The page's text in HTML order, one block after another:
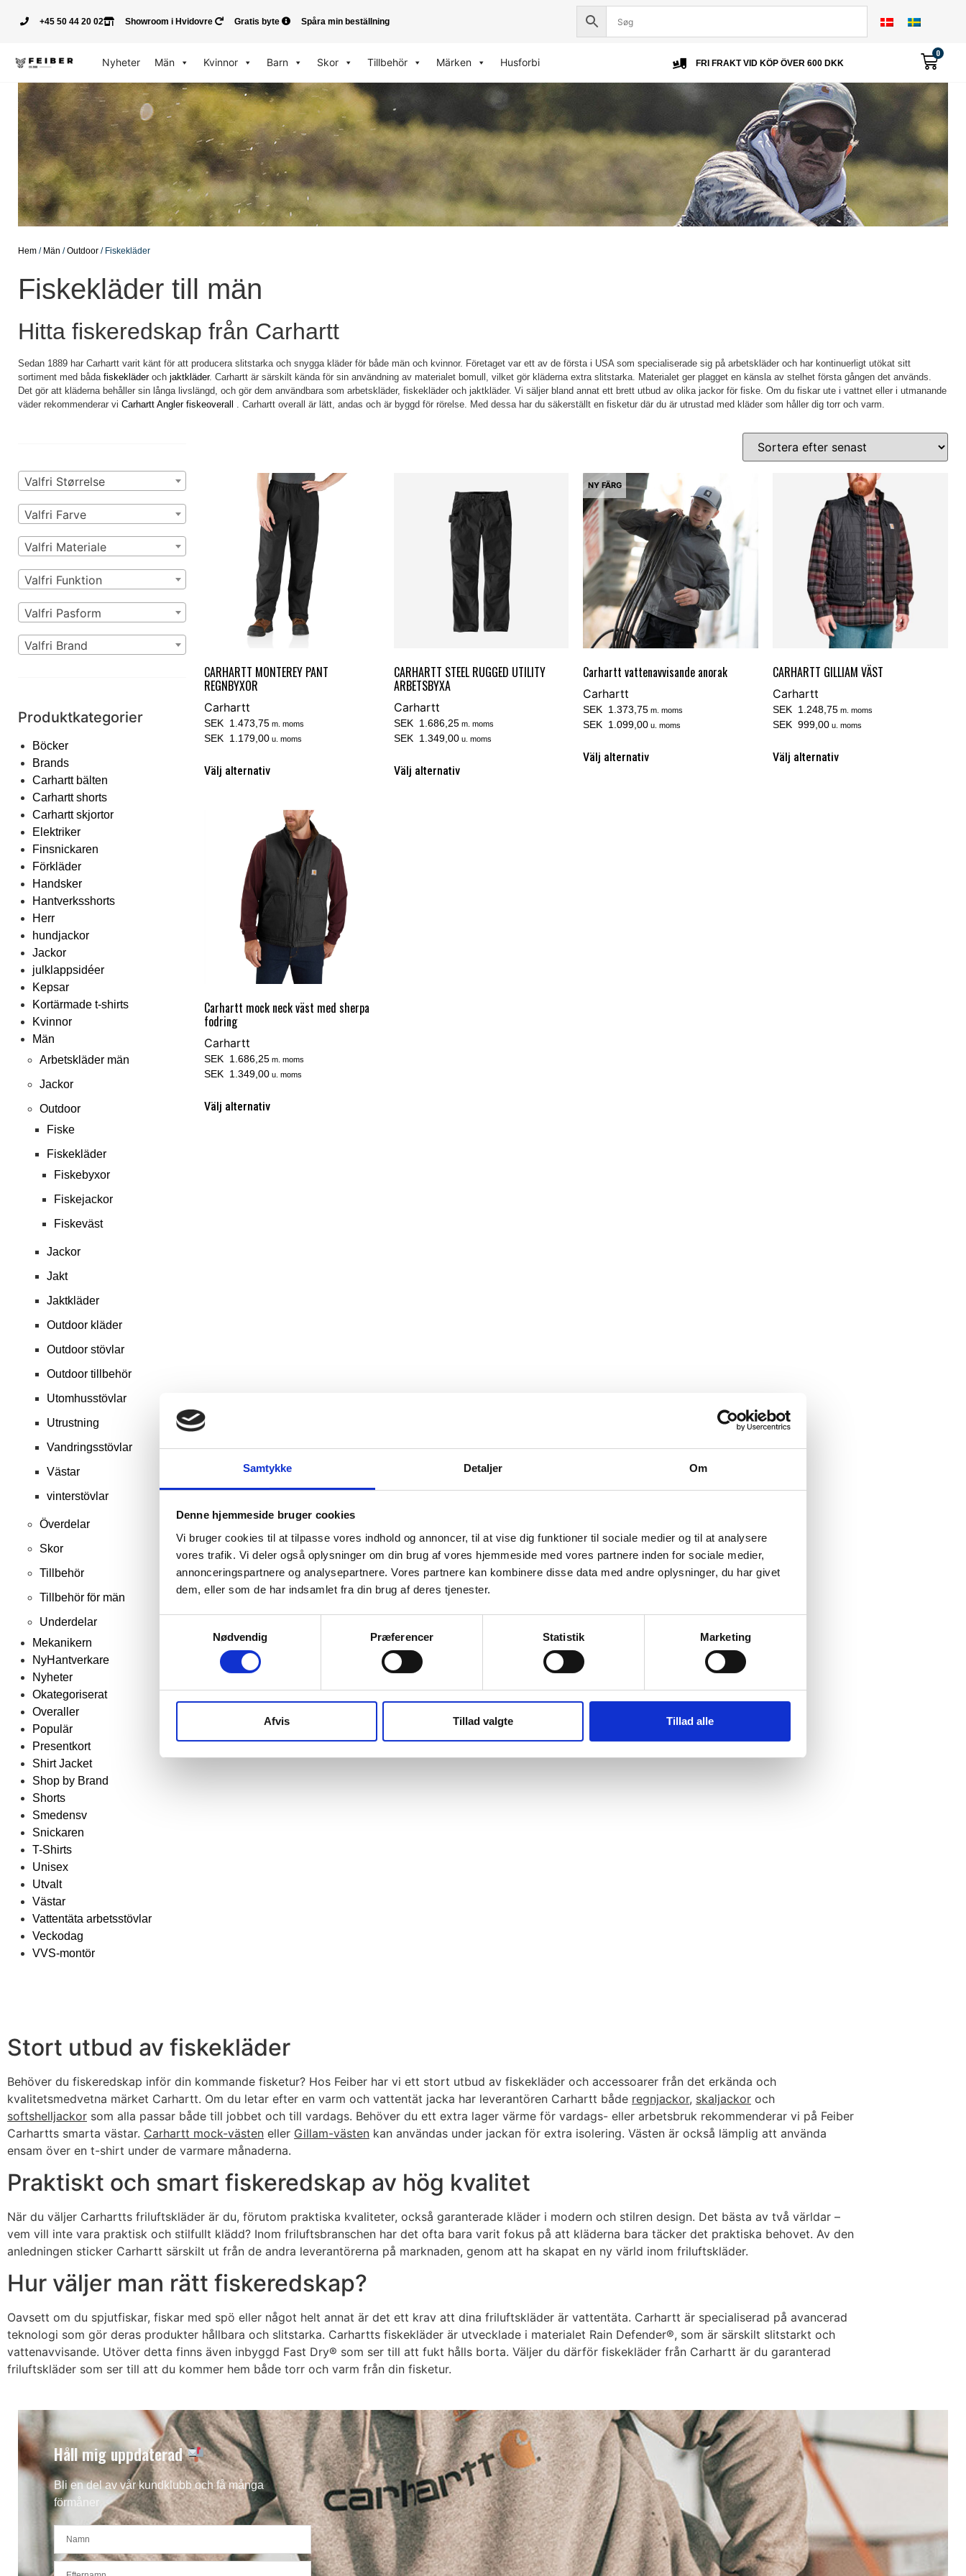
Samtykke Detaljer Om
Denne hjemmeside bruger cookies
Vi bruger cookies til at tilpasse vores indhold og annoncer, til at vise dig funktioner til sociale medier og til at analysere
vores trafik. Vi deler også oplysninger om din brug af vores hjemmeside med vores partnere inden for sociale medier,
annonceringspartnere og analysepartnere. Vores partnere kan kombinere disse data med andre oplysninger, du har givet
dem, eller som de har indsamlet fra din brug af deres tjenester.
Nødvendig
Præferencer Statistik Marketing
Afvis Tillad valgte Tillad alle
+45 50 44 20 02 Showroom i Hvidovre Gratis byte Spåra min beställning
Nyheter Män Kvinnor Barn Skor Tillbehör Märken Husforbi FRI FRAKT VID KÖP ÖVER 600 DKK
0
Hem / Män /Outdoor / Fiskekläder
Fiskekläder till män
Hitta fiskeredskap från Carhartt
Sedan 1889 har Carhartt varit känt för att producera slitstarka och snygga kläder för både män och kvinnor. Företaget var ett av de första i USA som specialiserade sig på arbetskläder och har kontinuerligt utökat sitt
sortiment med båda fiskekläder och jaktkläder. Carhartt är särskilt kända för sin användning av materialet bomull, vilket gör kläderna extra slitstarka. Materialet ger plagget en känsla av stelhet första gången det används.
Det gör att kläderna behåller sin långa livslängd, och gör dem användbara som arbetskläder, fiskekläder och jaktkläder. Vi säljer bland annat ett brett utbud av olika jackor för fiske. Om du fiskar ute i vattnet eller i utmanande
väder rekommenderar vi Carhartt Angler fiskeoverall . Carhartt overall är lätt, andas och är byggd för rörelse. Med dessa har du säkerställt en fisketur där du är utrustad med kläder som håller dig torr och varm.
Valfri Størrelse
Valfri Farve
Valfri Materiale
Valfri Funktion
Valfri Pasform
Valfri Brand
Produktkategorier
Böcker
Brands
Carhartt bälten
Carhartt shorts
Carhartt skjortor
Elektriker
Finsnickaren
Förkläder
Handsker
Hantverksshorts
Herr
hundjackor
Jackor
julklappsidéer
Kepsar
Kortärmade t-shirts
Kvinnor
Män
Arbetskläder män
Jackor
Outdoor
Fiske
Fiskekläder
Fiskebyxor
Fiskejackor
Fiskeväst
Jackor
Jakt
Jaktkläder
Outdoor kläder
Outdoor stövlar
Outdoor tillbehör
Utomhusstövlar
Utrustning
Vandringsstövlar
Västar
vinterstövlar
Överdelar
Skor
Tillbehör
Tillbehör för män
Underdelar
Mekanikern
NyHantverkare
Nyheter
Okategoriserat
Overaller
Populär
Presentkort
Shirt Jacket
Shop by Brand
Shorts
Smedensv
Snickaren
T-Shirts
Unisex
Utvalt
Västar
Vattentäta arbetsstövlar
Veckodag
VVS-montör
CARHARTT MONTEREY PANT
REGNBYXOR
Carhartt
SEK 1.473,75m. moms
SEK 1.179,00u. moms
Välj alternativ
CARHARTT STEEL RUGGED UTILITY
ARBETSBYXA
Carhartt
SEK 1.686,25m. moms
SEK 1.349,00u. moms
Välj alternativ
NY FÄRG
Carhartt vattenavvisande anorak
Carhartt
SEK 1.373,75 m. moms
SEK 1.099,00 u. moms
Välj alternativ
CARHARTT GILLIAM VÄST
Carhartt
SEK 1.248,75 m. moms
SEK 999,00 u. moms
Välj alternativ
Carhartt mock neck väst med sherpa
fodring
Carhartt
SEK 1.686,25m. moms
SEK 1.349,00u. moms
Välj alternativ
Stort utbud av fiskekläder
Behöver du fiskeredskap inför din kommande fisketur? Hos Feiber har vi ett stort utbud av fiskekläder och accessoarer från det erkända och
kvalitetsmedvetna märket Carhartt. Om du letar efter en varm och vattentät jacka har leverantören Carhartt både regnjackor, skaljackor och
softshelljackor som alla passar både till jobbet och till vardags. Behöver du ett extra lager värme för vardags- eller arbetsbruk rekommenderar vi på Feiber
Carhartts smarta västar. Carhartt mock-västen eller Gillam-västen kan användas under jackan för extra isolering. Västen är också lämplig att använda
ensam över en t-shirt under de varmare månaderna.
Praktiskt och smart fiskeredskap av hög kvalitet
När du väljer Carhartts friluftskläder är du, förutom praktiska kvaliteter, också garanterade kläder i modern och stilren design. Det bästa av två världar –
vem vill inte vara praktisk och stilfullt klädd? Inom friluftsbranschen har det ofta bara varit fokus på att kläderna bara täcker det praktiska behovet. Av den
anledningen sticker Carhartt särskilt ut från de andra leverantörerna på marknaden, genom att ha skapat en ny värld inom friluftskläder.
Hur väljer man rätt fiskeredskap?
Oavsett om du spjutfiskar, fiskar med spö eller något helt annat är det ett krav att dina friluftskläder är vattentäta. Carhartt är specialiserad på avancerad
teknologi som gör deras produkter hållbara och slitstarka. Carhartts fiskekläder är utvecklade i materialet Rain Defender®, som är särskilt slitstarkt och
vattenavvisande. Utöver detta finns även inbyggd Fast Dry® som ser till att fukt hålls borta. Väljer du därför fiskekläder från Carhartt är du garanterad
friluftskläder som ser till att du kommer hem både torr och varm från din fisketur.
Håll mig uppdaterad
Bli en del av vår kundklubb och få många
förmåner